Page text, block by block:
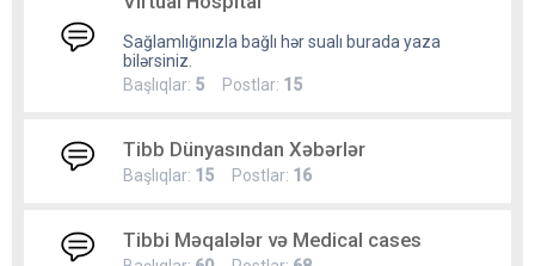
Sağlamlığınızla bağlı hər sualı burada yaza
bilərsiniz.
Başlıqlar: 5 Postlar: 15
Tibb Dünyasından Xəbərlər
Başlıqlar: 15 Postlar: 16
Tibbi Məqalələr və Medical cases